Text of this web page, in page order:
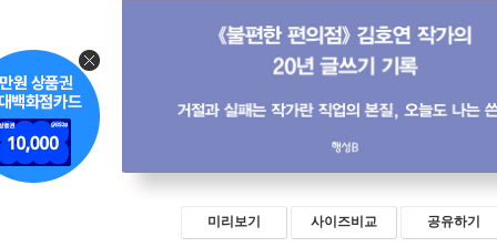
미리보기 사이즈비교 공유하기